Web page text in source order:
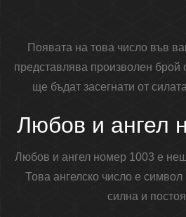
Появата на това число във
представлява произволен брой
ще бъдат засегнати от
Любов и ангел
Любов и ангел номер 1003 е
Това ангелско число е
силна и